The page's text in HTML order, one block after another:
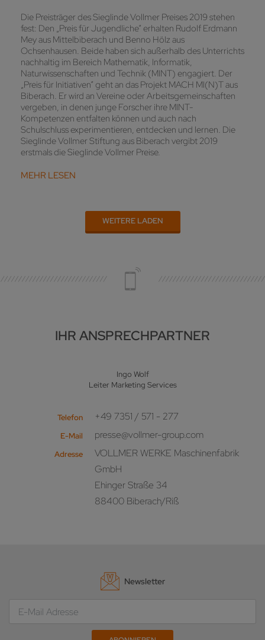
Die Preisträger des Sieglinde Vollmer Preises 2019 stehen
fest: Den „Preis für Jugendliche“ erhalten Rudolf Erdmann
Mey aus Mittelbiberach und Benno Hölz aus
Ochsenhausen. Beide haben sich außerhalb des Unterrichts
nachhaltig im Bereich Mathematik, Informatik,
Naturwissenschaften und Technik (MINT) engagiert. Der
„Preis für Initiativen“ geht an das Projekt MACH MI(N)T aus
Biberach. Er wird an Vereine oder Arbeitsgemeinschaften
vergeben, in denen junge Forscher ihre MINT-
Kompetenzen entfalten können und auch nach
Schulschluss experimentieren, entdecken und lernen. Die
Sieglinde Vollmer Stiftung aus Biberach vergibt 2019
erstmals die Sieglinde Vollmer Preise.
MEHR LESEN
WEITERE LADEN
IHR ANSPRECHPARTNER
Ingo Wolf
Leiter Marketing Services
Telefon +49 7351 / 571 - 277
E-Mail presse@vollmer-group.com
Adresse
VOLLMER WERKE Maschinenfabrik
GmbH
Ehinger Straße 34
88400 Biberach/Riß
Newsletter